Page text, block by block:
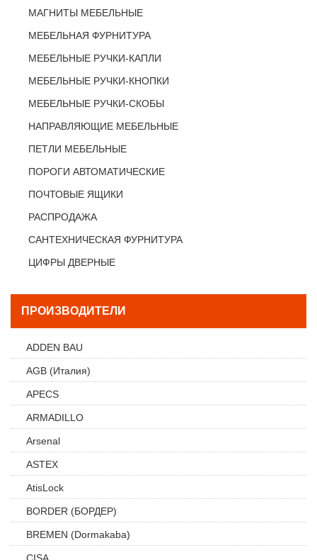
МАГНИТЫ МЕБЕЛЬНЫЕ
МЕБЕЛЬНАЯ ФУРНИТУРА
МЕБЕЛЬНЫЕ РУЧКИ-КАПЛИ
МЕБЕЛЬНЫЕ РУЧКИ-КНОПКИ
МЕБЕЛЬНЫЕ РУЧКИ-СКОБЫ
НАПРАВЛЯЮЩИЕ МЕБЕЛЬНЫЕ
ПЕТЛИ МЕБЕЛЬНЫЕ
ПОРОГИ АВТОМАТИЧЕСКИЕ
ПОЧТОВЫЕ ЯЩИКИ
РАСПРОДАЖА
САНТЕХНИЧЕСКАЯ ФУРНИТУРА
ЦИФРЫ ДВЕРНЫЕ
ПРОИЗВОДИТЕЛИ
ADDEN BAU
AGB (Италия)
APECS
ARMADILLO
Arsenal
ASTEX
AtisLock
BORDER (БОРДЕР)
BREMEN (Dormakaba)